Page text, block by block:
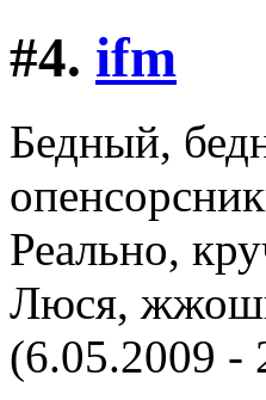
#4. ifm
Бедный,
Реально,
Люся,
(6.05.2009 -